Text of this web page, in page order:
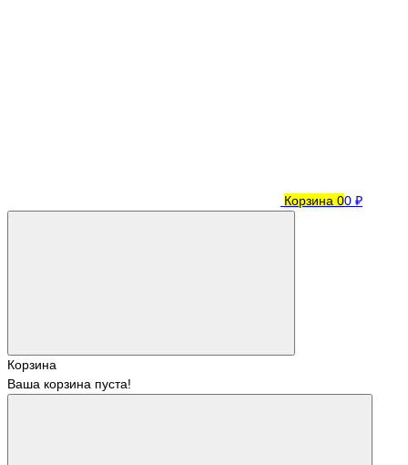
Корзина 00 ₽
Корзина
Ваша корзина пуста!